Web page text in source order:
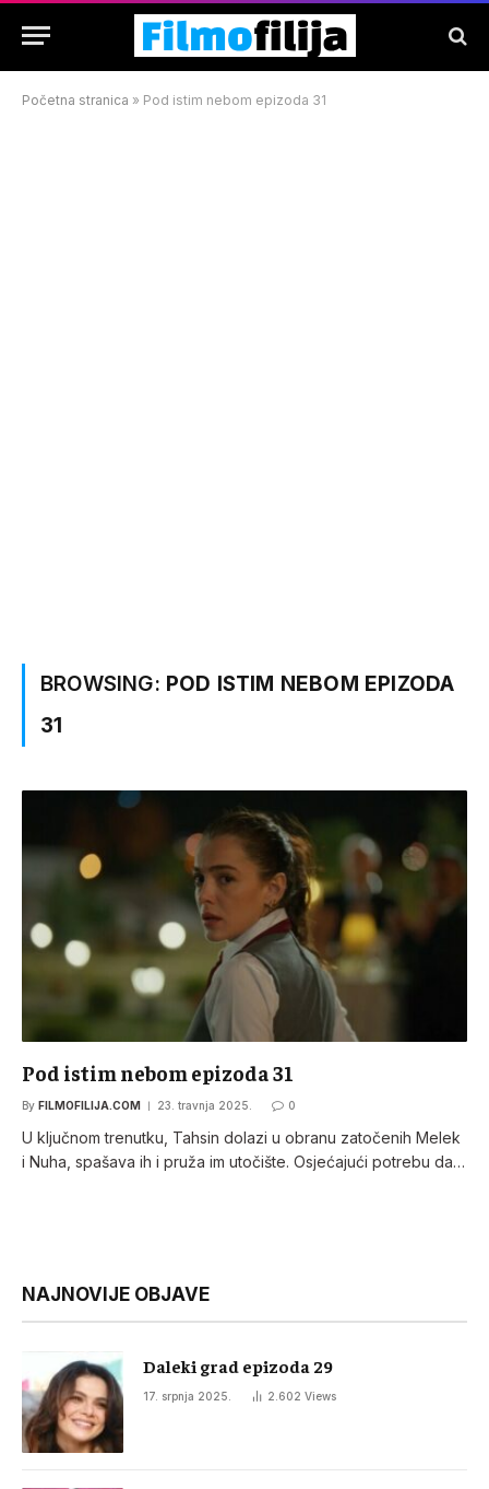
Početna stranica » Pod istim nebom epizoda 31
BROWSING: POD ISTIM NEBOM EPIZODA
31
Pod istim nebom epizoda 31
By FILMOFILIJA.COM 23. travnja 2025. 0
U ključnom trenutku, Tahsin dolazi u obranu zatočenih Melek
i Nuha, spašava ih i pruža im utočište. Osjećajući potrebu da…
NAJNOVIJE OBJAVE
Daleki grad epizoda 29
17. srpnja 2025. 2.602 Views